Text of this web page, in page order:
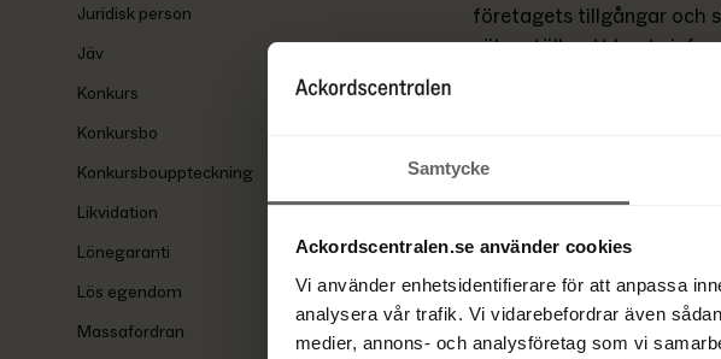
Samtycke
Ackordscentralen.se använder cookies
Vi använder enhetsidentifierare för att anpassa
analysera vår trafik. Vi vidarebefordrar även
medier, annons- och analysföretag som vi
Juridisk person
Jäv
Konkurs
Konkursbo
Konkursbouppteckning
Likvidation
Lönegaranti
Lös egendom
Massafordran
företagets tillgångar och
säkerställa att boets
Ändringar och tillägg i
annan aktör gör ändringar
bekräftas vid
möjlighet att göra
Synonymer och relaterade